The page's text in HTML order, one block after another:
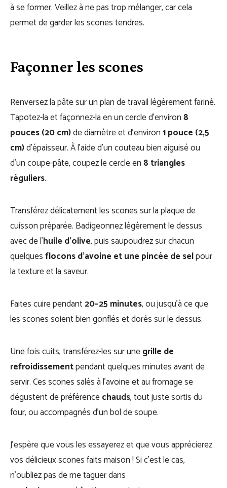
à se former. Veillez à ne pas trop mélanger, car cela
permet de garder les scones tendres.
Façonner les scones
Renversez la pâte sur un plan de travail légèrement fariné.
Tapotez-la et façonnez-la en un cercle d’environ 8
pouces (20 cm)de diamètre et d’environ1 pouce (2,5
cm)d’épaisseur. À l’aide d’un couteau bien aiguisé ou
d’un coupe-pâte, coupez le cercle en 8 triangles
réguliers.
Transférez délicatement les scones sur la plaque de
cuisson préparée. Badigeonnez légèrement le dessus
avec de l’huile d’olive, puis saupoudrez sur chacun
quelquesflocons d’avoine et une pincée de selpour
la texture et la saveur.
Faites cuire pendant20–25 minutes, ou jusqu’à ce que
les scones soient bien gonflés et dorés sur le dessus.
Une fois cuits, transférez-les sur unegrille de
refroidissementpendant quelques minutes avant de
servir. Ces scones salés à l’avoine et au fromage se
dégustent de préférencechauds, tout juste sortis du
four, ou accompagnés d’un bol de soupe.
J’espère que vous les essayerez et que vous apprécierez
vos délicieux scones faits maison ! Si c’est le cas,
n’oubliez pas de me taguer dans